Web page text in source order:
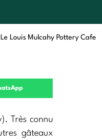
Le Louis Mulcahy Pottery Cafe
Très connu
gâteaux